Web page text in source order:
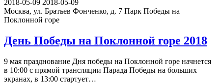
2018-05-09 2018-05-09
Москва, ул. Братьев Фонченко, д. 7 Парк Победы на
Поклонной горе
День Победы на Поклонной горе 2018
9 мая празднование Дня победы на Поклонной горе начнется
в 10:00 с прямой трансляции Парада Победы на больших
экранах, в 13:00 стартует…